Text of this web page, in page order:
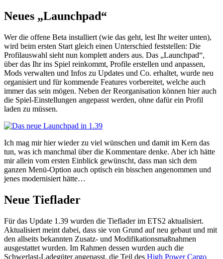
Neues „Launchpad“
Wer die offene Beta installiert (wie das geht, lest Ihr weiter unten),
wird beim ersten Start gleich einen Unterschied feststellen: Die
Profilauswahl sieht nun komplett anders aus. Das „Launchpad“,
über das Ihr ins Spiel reinkommt, Profile erstellen und anpassen,
Mods verwalten und Infos zu Updates und Co. erhaltet, wurde neu
organisiert und für kommende Features vorbereitet, welche auch
immer das sein mögen. Neben der Reorganisation können hier auch
die Spiel-Einstellungen angepasst werden, ohne dafür ein Profil
laden zu müssen.
Ich mag mir hier wieder zu viel wünschen und damit im Kern das
tun, was ich manchmal über die Kommentare denke. Aber ich hätte
mir allein vom ersten Einblick gewünscht, dass man sich dem
ganzen Menü-Option auch optisch ein bisschen angenommen und
jenes modernisiert hätte…
Neue Tieflader
Für das Update 1.39 wurden die Tieflader im ETS2 aktualisiert.
Aktualisiert meint dabei, dass sie von Grund auf neu gebaut und mit
den allseits bekannten Zusatz- und Modifikationsmaßnahmen
ausgestattet wurden. Im Rahmen dessen wurden auch die
Schwerlast-Ladegüter angepasst, die Teil des High Power Cargo